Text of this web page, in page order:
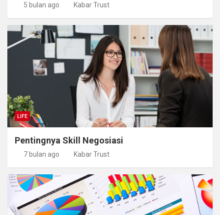
5 bulan ago Kabar Trust
LIFE
Pentingnya Skill Negosiasi
7 bulan ago Kabar Trust